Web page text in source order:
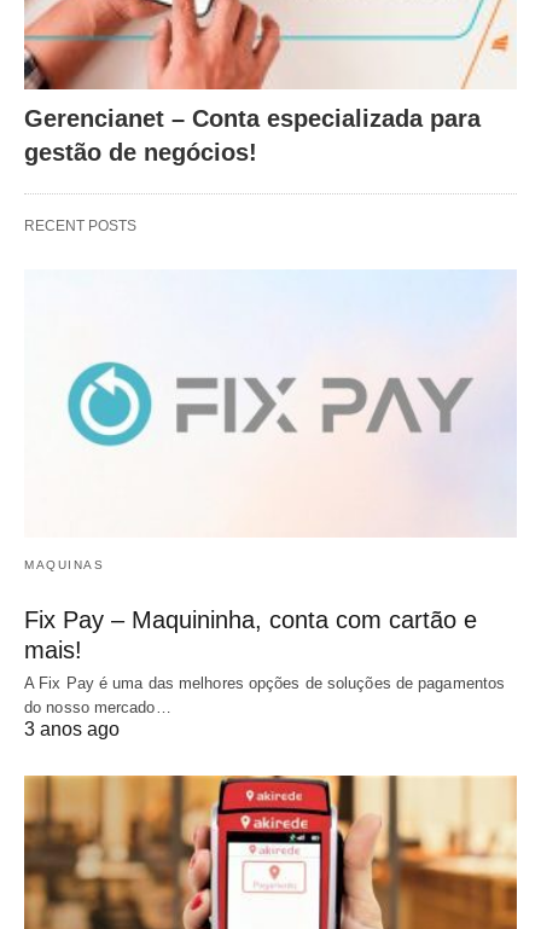
Gerencianet – Conta especializada para
gestão de negócios!
RECENT POSTS
MAQUINAS
Fix Pay – Maquininha, conta com cartão e
mais!
A Fix Pay é uma das melhores opções de soluções de pagamentos
do nosso mercado…
3 anos ago